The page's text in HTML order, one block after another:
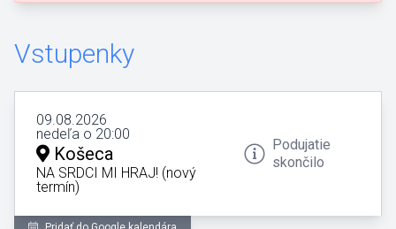
Vstupenky
09.08.2026
nedeľa o 20:00
Košeca
NA SRDCI MI HRAJ! (nový
termín)
Podujatie
skončilo